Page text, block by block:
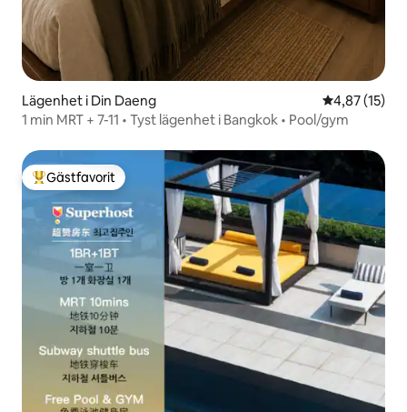
Lägenhet i Din Daeng 4,87 av 5 i
4,87 (15)
1 min MRT + 7-11 • Tyst lägenhet i Bangkok • Pool/gym
Populär gästfavorit
Gästfavorit